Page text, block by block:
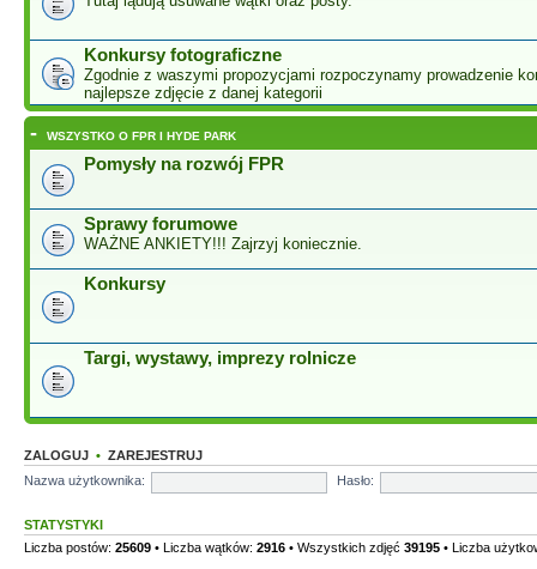
Konkursy fotograficzne
Zgodnie z waszymi propozycjami rozpoczynamy prowadzenie
najlepsze zdjęcie z danej kategorii
- WSZYSTKO O FPR I HYDE PARK
Pomysły na rozwój FPR
Sprawy forumowe
WAŻNE ANKIETY!!! Zajrzyj koniecznie.
Konkursy
Targi, wystawy, imprezy rolnicze
ZALOGUJ • ZAREJESTRUJ
Nazwa użytkownika:
Hasło:
STATYSTYKI
Liczba postów: 25609 • Liczba wątków: 2916 • Wszystkich zdjęć 39195 • Liczba